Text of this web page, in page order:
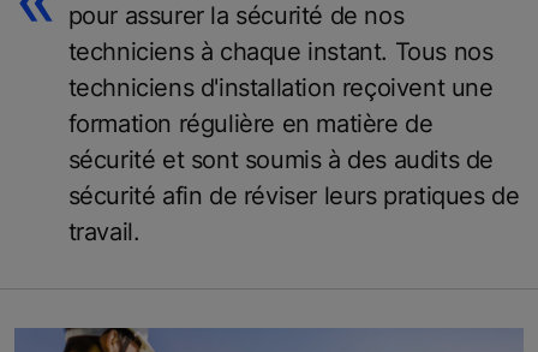
pour assurer la sécurité de nos
techniciens à chaque instant. Tous nos
techniciens d'installation reçoivent une
formation régulière en matière de
sécurité et sont soumis à des audits de
sécurité afin de réviser leurs pratiques de
travail.